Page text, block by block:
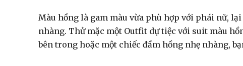
Màu hồng là gam màu vừa phù hợp với phái nữ,
nhàng. Thử mặc một Outfit dự tiệc với suit màu
bên trong hoặc một chiếc đầm hồng nhẹ nhàng,